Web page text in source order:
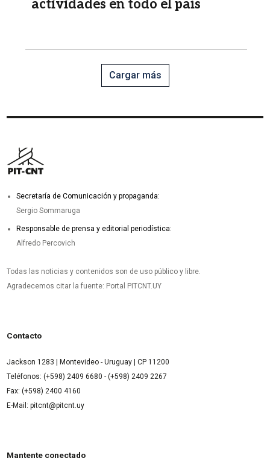
actividades en todo el país
Cargar más
Secretaría de Comunicación y propaganda:
Sergio Sommaruga
Responsable de prensa y editorial periodística:
Alfredo Percovich
Todas las noticias y contenidos son de uso público y libre.
Agradecemos citar la fuente: Portal PITCNT.UY
Contacto
Jackson 1283 | Montevideo - Uruguay | CP 11200
Teléfonos: (+598) 2409 6680 - (+598) 2409 2267
Fax: (+598) 2400 4160
E-Mail: pitcnt@pitcnt.uy
Mantente conectado